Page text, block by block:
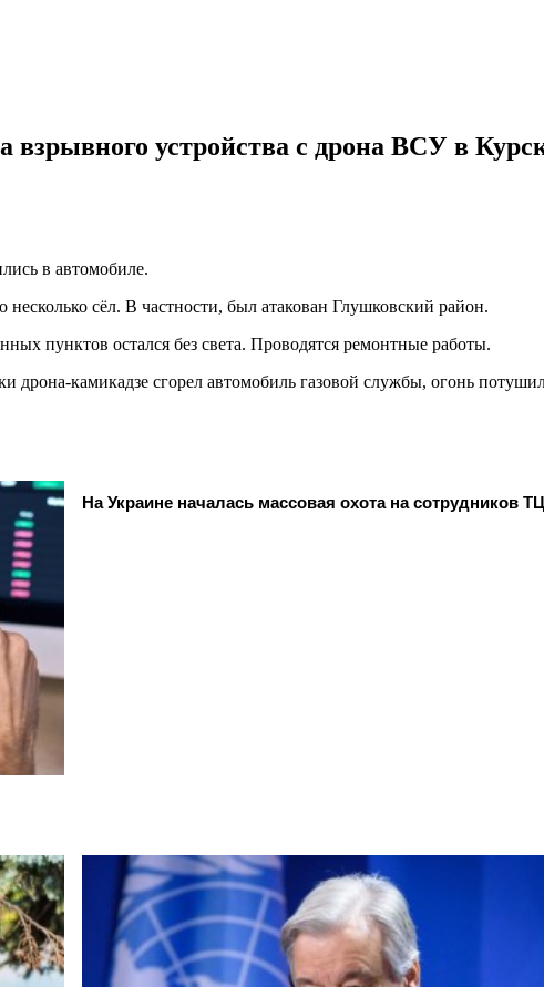
взрывного устройства с дрона ВСУ в
в автомобиле.
сёл. В частности, был атакован Глушковский район.
пунктов остался без света. Проводятся ремонтные работы.
дрона-камикадзе сгорел автомобиль газовой службы, огонь
На Украине началась массовая охота на сотрудников